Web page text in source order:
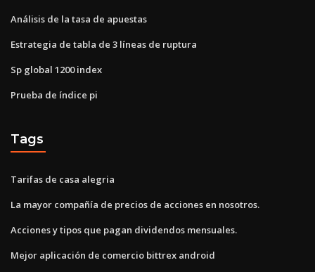
Análisis de la tasa de apuestas
Estrategia de tabla de 3 líneas de ruptura
Sp global 1200 index
Prueba de índice pi
Tags
Tarifas de casa alegria
La mayor compañía de precios de acciones en nosotros.
Acciones y tipos que pagan dividendos mensuales.
Mejor aplicación de comercio bittrex android